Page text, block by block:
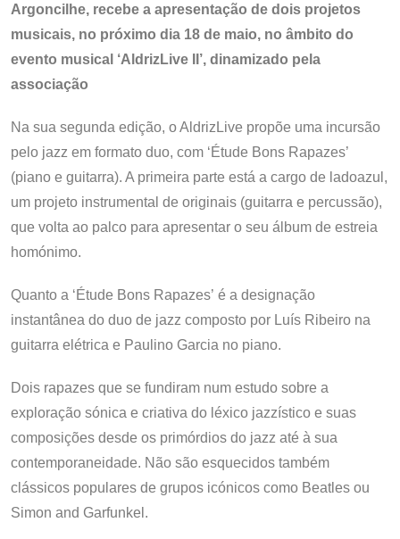
Argoncilhe, recebe a apresentação de dois projetos
musicais, no próximo dia 18 de maio, no âmbito do
evento musical ‘AldrizLive II’, dinamizado pela
associação
Na sua segunda edição, o AldrizLive propõe uma incursão
pelo jazz em formato duo, com ‘Étude Bons Rapazes’
(piano e guitarra). A primeira parte está a cargo de ladoazul,
um projeto instrumental de originais (guitarra e percussão),
que volta ao palco para apresentar o seu álbum de estreia
homónimo.
Quanto a ‘Étude Bons Rapazes’ é a designação
instantânea do duo de jazz composto por Luís Ribeiro na
guitarra elétrica e Paulino Garcia no piano.
Dois rapazes que se fundiram num estudo sobre a
exploração sónica e criativa do léxico jazzístico e suas
composições desde os primórdios do jazz até à sua
contemporaneidade. Não são esquecidos também
clássicos populares de grupos icónicos como Beatles ou
Simon and Garfunkel.